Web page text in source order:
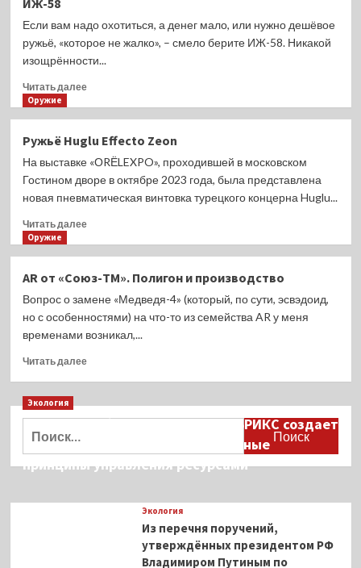
лёгкому
надёжному
полуавтомату
в
ИЖ-58
Если вам надо охотиться, а денег мало, или нужно дешёвое
ружьё, «которое не жалко», – смело берите ИЖ-58. Никакой
изощрённости...
Читать далееПрочитать
должен
знать
российский
ружье
Оружие
Ружьё Huglu Effecto Zeon
На выставке «ОRЁLEXPO», проходившей в московском
Гостином дворе в октябре 2023 года, была представлена
новая пневматическая винтовка турецкого концерна Huglu...
Читать далееПрочитать
Huglu
Effecto
Zeon
Оружие
AR от «Союз-ТМ». Полигон и производство
Вопрос о замене «Медведя-4» (который, по сути, эсвэдоид,
но с особенностями) на что-то из семейства AR у меня
временами возникал,...
Читать далееПрочитать
AR
от
ТМ».
Полигон
Экология
Дмитрий Кобылкин: площадка БРИКС создает
возможность сформировать единые
принципы управления ресурсами
Экология
Из перечня поручений,
утверждённых президентом РФ
Владимиром Путиным по